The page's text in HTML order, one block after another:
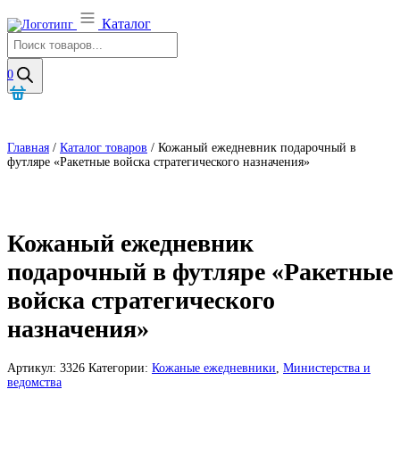
Каталог
Поиск
товаров
0
Главная / Каталог товаров / Кожаный ежедневник подарочный в
футляре «Ракетные войска стратегического назначения»
Кожаный ежедневник
подарочный в футляре «Ракетные
войска стратегического
назначения»
Артикул: 3326 Категории: Кожаные ежедневники, Министерства и
ведомства